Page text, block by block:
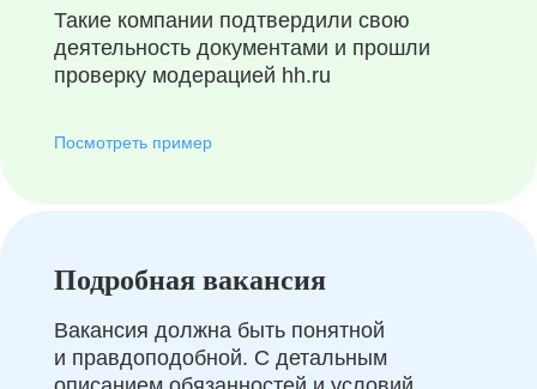
Такие компании подтвердили свою
деятельность документами и прошли
проверку модерацией hh.ru
Посмотреть пример
Подробная вакансия
Вакансия должна быть понятной
и правдоподобной. С детальным